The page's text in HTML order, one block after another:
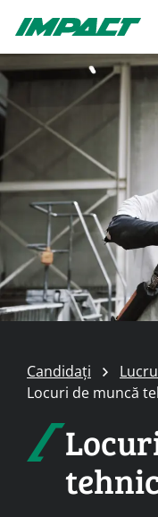
Candidați
Locuri de muncă